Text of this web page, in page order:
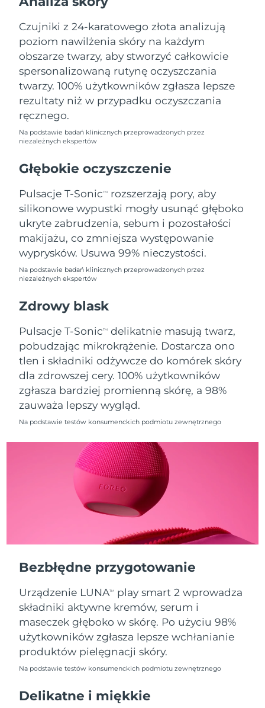
Czujniki z 24-karatowego złota analizują
poziom nawilżenia skóry na każdym
obszarze twarzy, aby stworzyć całkowicie
spersonalizowaną rutynę oczyszczania
twarzy. 100% użytkowników zgłasza lepsze
rezultaty niż w przypadku oczyszczania
ręcznego.
Na podstawie badań klinicznych przeprowadzonych przez
niezależnych ekspertów
Głębokie oczyszczenie
Pulsacje T-SonicTM
rozszerzają pory, aby
silikonowe wypustki mogły usunąć głęboko
ukryte zabrudzenia, sebum i pozostałości
makijażu, co zmniejsza występowanie
wyprysków. Usuwa 99% nieczystości.
Na podstawie badań klinicznych przeprowadzonych przez
niezależnych ekspertów
Zdrowy blask
Pulsacje T-SonicTM
delikatnie masują twarz,
pobudzając mikrokrążenie. Dostarcza ono
tlen i składniki odżywcze do komórek skóry
dla zdrowszej cery. 100% użytkowników
zgłasza bardziej promienną skórę, a 98%
zauważa lepszy wygląd.
Na podstawie testów konsumenckich podmiotu zewnętrznego
Bezbłędne przygotowanie
Urządzenie LUNATM
play smart 2 wprowadza
składniki aktywne kremów, serum i
maseczek głęboko w skórę. Po użyciu 98%
użytkowników zgłasza lepsze wchłanianie
produktów pielęgnacji skóry.
Na podstawie testów konsumenckich podmiotu zewnętrznego
Delikatne i miękkie
Liban
Litwa
Oczekiwany czas dostawy
8/9/26
Luksemburg
Oczekiwany czas dostawy
8/9/26
SRA Makau (Chiny)
Malta
Meksyk
Oczekiwany czas dostawy
8/13/26
Monako
Oczekiwany czas dostawy
Nowa Zelandia
Oczekiwany czas dostawy
8/9/26
Norwegia
Oczekiwany czas dostawy
Oman
Oczekiwany czas dostawy
8/12/26
Oczekiwany czas dostawy
Oczekiwany czas dostawy
Portoryko
Oczekiwany czas dostawy
Oczekiwany czas dostawy
Reunion
Oczekiwany czas dostawy
8/14/26
Rumunia
Oczekiwany czas dostawy